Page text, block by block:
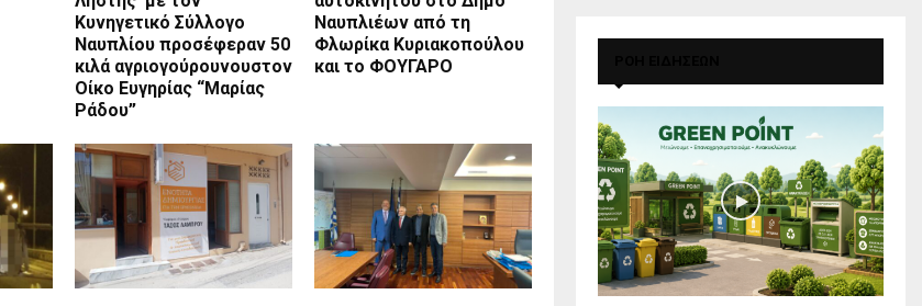
Κυνηγετικό Σύλλογο
Ναυπλίου προσέφεραν 50
κιλά αγριογούρουνουστον
Οίκο Ευγηρίας “Μαρίας
Ράδου”
Ναυπλιέων από τη
Φλωρίκα Κυριακοπούλου
και το ΦΟΥΓΑΡΟ